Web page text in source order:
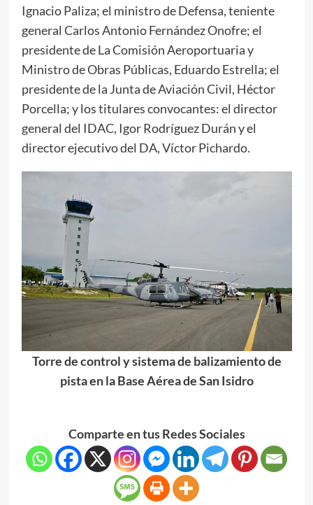
Ignacio Paliza; el ministro de Defensa, teniente
general Carlos Antonio Fernández Onofre; el
presidente de La Comisión Aeroportuaria y
Ministro de Obras Públicas, Eduardo Estrella; el
presidente de la Junta de Aviación Civil, Héctor
Porcella; y los titulares convocantes: el director
general del IDAC, Igor Rodríguez Durán y el
director ejecutivo del DA, Víctor Pichardo.
Torre de control y sistema de balizamiento de
pista en la Base Aérea de San Isidro
Comparte en tus Redes Sociales